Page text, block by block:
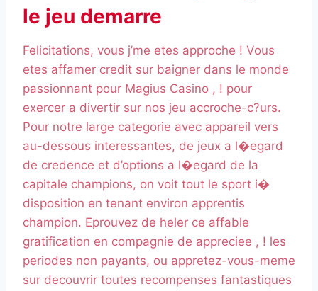
le jeu demarre
Felicitations, vous j’me etes approche ! Vous
etes affamer credit sur baigner dans le monde
passionnant pour Magius Casino , ! pour
exercer a divertir sur nos jeu accroche-c?urs.
Pour notre large categorie avec appareil vers
au-dessous interessantes, de jeux a l�egard
de credence et d’options a l�egard de la
capitale champions, on voit tout le sport i�
disposition en tenant environ apprentis
champion. Eprouvez de heler ce affable
gratification en compagnie de appreciee , ! les
periodes non payants, ou appretez-vous-meme
sur decouvrir toutes recompenses fantastiques